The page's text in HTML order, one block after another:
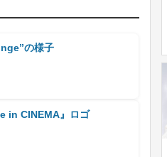
の様子
in CINEMA』ロゴ